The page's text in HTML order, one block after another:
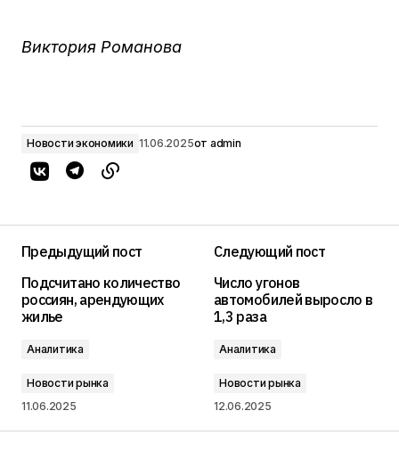
Виктория Романова
Новости экономики 11.06.2025от admin
Предыдущий пост
Подсчитано количество
россиян, арендующих
жилье
Аналитика
Новости рынка
11.06.2025
Следующий пост
Число угонов
автомобилей выросло в
1,3 раза
Аналитика
Новости рынка
12.06.2025